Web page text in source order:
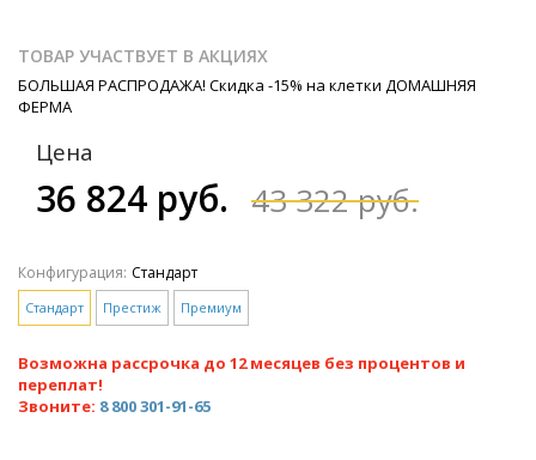
ТОВАР УЧАСТВУЕТ В АКЦИЯХ
БОЛЬШАЯ РАСПРОДАЖА! Скидка -15% на клетки ДОМАШНЯЯ
ФЕРМА
Цена
36 824 руб. 43 322 руб.
Конфигурация: Стандарт
Стандарт Престиж Премиум
Возможна рассрочка до 12 месяцев без процентов и
переплат!
Звоните: 8 800 301-91-65